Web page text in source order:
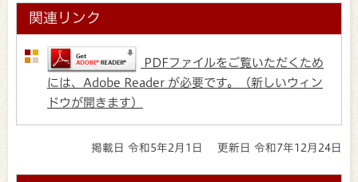
関連リンク
PDFファイルをご覧いただくため
には、Adobe Reader が必要です。（新しいウィン
ドウが開きます）
掲載日 令和5年2月1日 更新日 令和7年12月24日